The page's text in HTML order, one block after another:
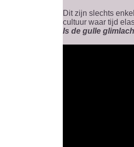
Dit zijn slechts
cultuur waar tijd
Is de gulle